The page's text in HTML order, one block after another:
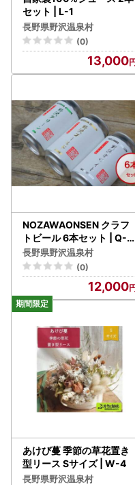
セット | L-1
長野県野沢温泉村
(0)
13,000
NOZAWAONSEN クラフ
トビール 6本セット | Q-2
※2026年4月下旬より順
次発送
長野県野沢温泉村
(0)
12,000
あけび蔓 季節の草花置き
型リース Sサイズ | W-4
長野県野沢温泉村